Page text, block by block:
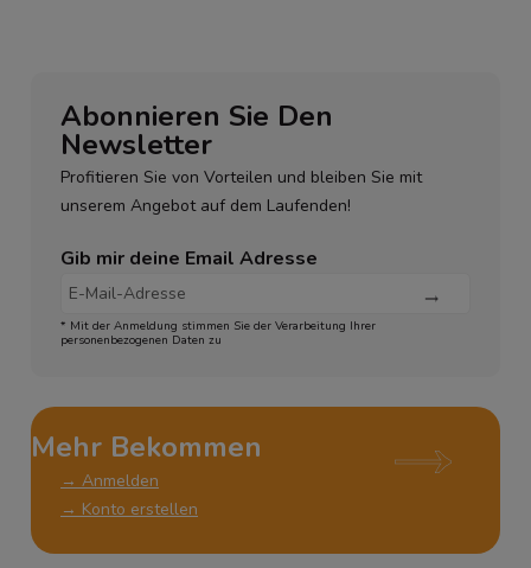
Abonnieren Sie Den
Newsletter
Profitieren Sie von Vorteilen und bleiben Sie mit
unserem Angebot auf dem Laufenden!
Gib mir deine Email Adresse
* Mit der Anmeldung stimmen Sie der Verarbeitung Ihrer
personenbezogenen Daten zu
Mehr Bekommen
→ Anmelden
→ Konto erstellen